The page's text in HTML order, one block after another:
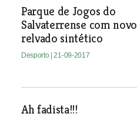
Parque de Jogos do
Salvaterrense com novo
relvado sintético
Desporto | 21-09-2017
Ah fadista!!!